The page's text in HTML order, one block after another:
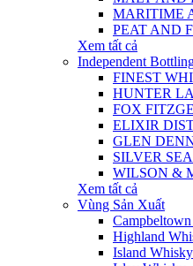
MARITIME
PEAT AND
Xem tất cả
Independent
FINEST
HUNTER
FOX
ELIXIR
GLEN
SILVER
WILSON &
Xem tất cả
Vùng Sản Xuất
Highland
Island Whisky